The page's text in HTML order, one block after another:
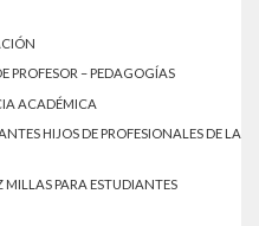
PROFESOR – PEDAGOGÍAS
ACADÉMICA
HIJOS DE PROFESIONALES DE LA
PARA ESTUDIANTES